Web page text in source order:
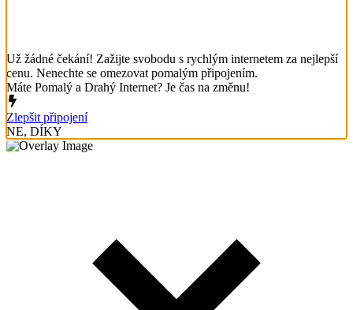
Už žádné čekání! Zažijte svobodu s rychlým internetem za nejlepší
cenu. Nenechte se omezovat pomalým připojením.
Máte Pomalý a Drahý Internet? Je čas na změnu!
Zlepšit připojení
NE, DÍKY